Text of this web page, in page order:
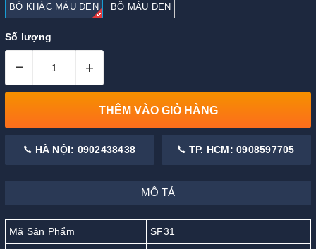
BỘ KHÁC MÀU ĐEN BỘ MÀU ĐEN
Số lượng
– +
THÊM VÀO GIỎ HÀNG
HÀ NỘI: 0902438438 TP. HCM: 0908597705
MÔ TẢ
Mã Sản Phẩm SF31